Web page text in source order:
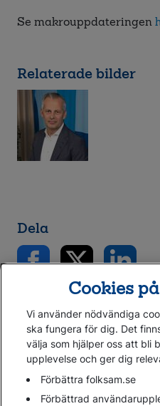
Se makrouppdateringen
Relaterade bilder
Dela
Gå
Cookies
Vi använder nödvändiga
ska fungera för dig. Det
välja som hjälper oss att bli
upplevelse och ger dig
Förbättra folksam.se
Förbättrad